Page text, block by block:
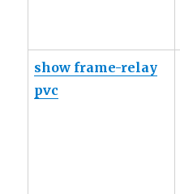
show frame-relay
pvc